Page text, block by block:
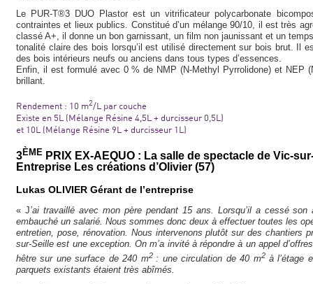
Le PUR-T®3 DUO Plastor est un vitrificateur polycarbonate
contraintes et lieux publics. Constitué d’un mélange 90/10, il est très
classé A+, il donne un bon garnissant, un film non jaunissant et un
tonalité claire des bois lorsqu’il est utilisé directement sur bois brut. Il
des bois intérieurs neufs ou anciens dans tous types d’essences.
Enfin, il est formulé avec 0 % de NMP (N-Methyl Pyrrolidone) et NEP
brillant.
Rendement : 10 m2/L par couche
Existe en 5L (Mélange Résine 4,5L + durcisseur 0,5L)
et 10L (Mélange Résine 9L + durcisseur 1L)
3ÈME PRIX EX-AEQUO : La salle de spectacle de Vic-
Entreprise Les créations d’Olivier (57)
Lukas OLIVIER Gérant de l’entreprise
« J’ai travaillé avec mon père pendant 15 ans. Lorsqu’il a cessé
embauché un salarié. Nous sommes donc deux à effectuer toutes les
entretien, pose, rénovation. Nous intervenons plutôt sur des chantiers
sur-Seille est une exception. On m’a invité à répondre à un appel
hêtre sur une surface de 240 m2 : une circulation de 40 m2à l’étage
parquets existants étaient très abîmés.